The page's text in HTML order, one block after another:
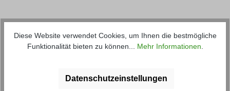
Diese Website verwendet Cookies, um Ihnen die bestmögliche
Funktionalität bieten zu können... Mehr Informationen.
Datenschutzeinstellungen